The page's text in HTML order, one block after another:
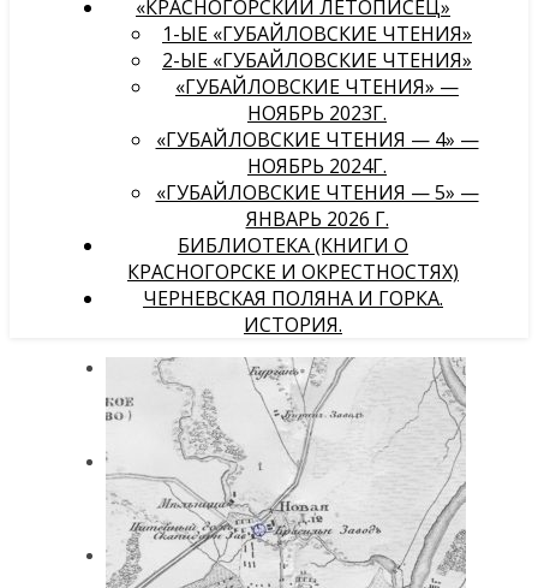
«КРАСНОГОРСКИЙ ЛЕТОПИСЕЦ»
1-ЫЕ «ГУБАЙЛОВСКИЕ ЧТЕНИЯ»
2-ЫЕ «ГУБАЙЛОВСКИЕ ЧТЕНИЯ»
«ГУБАЙЛОВСКИЕ ЧТЕНИЯ» —
НОЯБРЬ 2023Г.
«ГУБАЙЛОВСКИЕ ЧТЕНИЯ — 4» —
НОЯБРЬ 2024Г.
«ГУБАЙЛОВСКИЕ ЧТЕНИЯ — 5» —
ЯНВАРЬ 2026 Г.
БИБЛИОТЕКА (КНИГИ О
КРАСНОГОРСКЕ И ОКРЕСТНОСТЯХ)
ЧЕРНЕВСКАЯ ПОЛЯНА И ГОРКА.
ИСТОРИЯ.